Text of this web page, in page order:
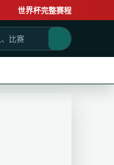
世界杯完整赛程